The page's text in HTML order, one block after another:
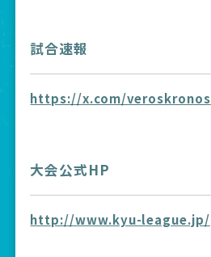
試合速報
https://x.com/veroskronos
大会公式HP
http://www.kyu-league.jp/